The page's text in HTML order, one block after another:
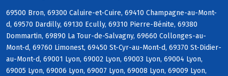
69500 Bron, 69300 Caluire-et-Cuire, 69410 Champagne-au-Mont-
d, 69570 Dardilly, 69130 Ecully, 69310 Pierre-Bénite, 69380
Dommartin, 69890 La Tour-de-Salvagny, 69660 Collonges-au-
Mont-d, 69760 Limonest, 69450 St-Cyr-au-Mont-d, 69370 St-Didier-
au-Mont-d, 69001 Lyon, 69002 Lyon, 69003 Lyon, 69004 Lyon,
69005 Lyon, 69006 Lyon, 69007 Lyon, 69008 Lyon, 69009 Lyon,